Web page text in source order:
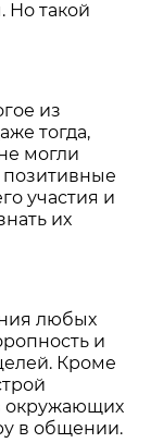
Но такой
из
тогда,
могли
позитивные
участия и
их
любых
и
Кроме
окружающих
в общении.